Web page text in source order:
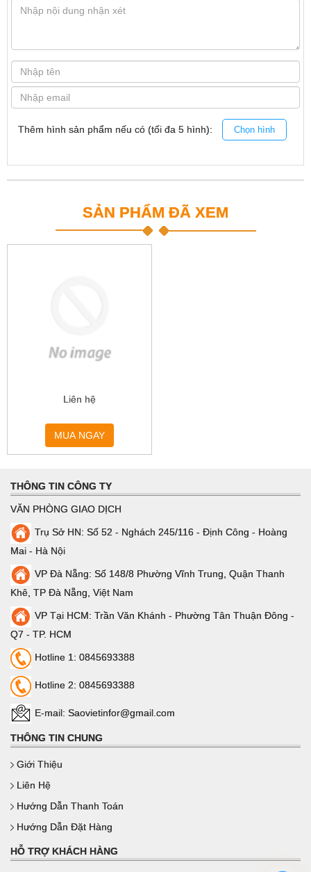
Thêm hình sản phẩm nếu có (tối đa 5 hình): Chọn hình
SẢN PHẨM ĐÃ XEM
Liên hệ
MUA NGAY
THÔNG TIN CÔNG TY
VĂN PHÒNG GIAO DỊCH
Trụ Sở HN: Số 52 - Nghách 245/116 - Định Công - Hoàng
Mai - Hà Nội
VP Đà Nẵng: Số 148/8 Phường Vĩnh Trung, Quận Thanh
Khê, TP Đà Nẵng, Việt Nam
VP Tại HCM: Trần Văn Khánh - Phường Tân Thuận Đông -
Q7 - TP. HCM
Hotline 1: 0845693388
Hotline 2: 0845693388
E-mail: Saovietinfor@gmail.com
THÔNG TIN CHUNG
Giới Thiệu
Liên Hệ
Hướng Dẫn Thanh Toán
Hướng Dẫn Đặt Hàng
HỖ TRỢ KHÁCH HÀNG